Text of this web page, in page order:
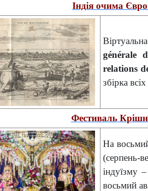
Індія очима
générale
relations
збірка
Фестиваль
На
(серпень-
індуїзму
восьмий